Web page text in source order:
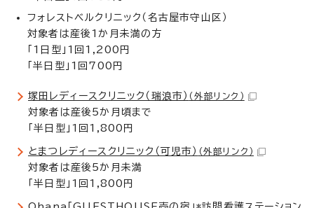
フォレストベルクリニック（名古屋市守山区）
対象者は産後1か月未満の方
「1日型」1回1,200円
「半日型」1回700円
塚田レディースクリニック（瑞浪市） （外部リンク）
対象者は産後5か月頃まで
「半日型」1回1,800円
とまつレディースクリニック（可児市） （外部リンク）
対象者は産後5か月未満
「半日型」1回1,800円